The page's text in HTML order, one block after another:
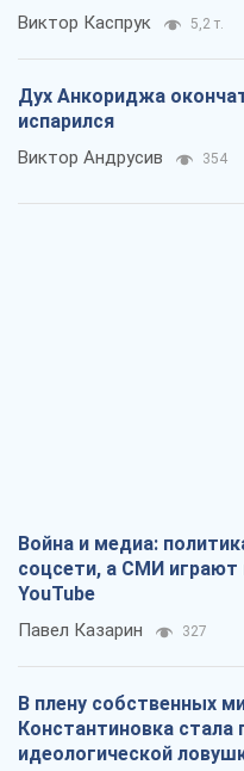
Виктор Каспрук 5,2 т.
Дух Анкориджа
испарился
Виктор Андрусив 354
Война и медиа:
соцсети, а СМИ играют
YouTube
Павел Казарин 327
В плену собственных
Константиновка стала
идеологической